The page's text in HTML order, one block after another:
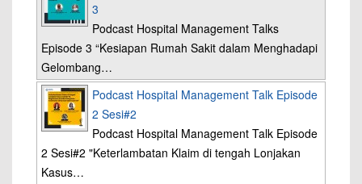
3
Podcast Hospital Management Talks
Episode 3 “Kesiapan Rumah Sakit dalam Menghadapi
Gelombang…
Podcast Hospital Management Talk Episode
2 Sesi#2
Podcast Hospital Management Talk Episode
2 Sesi#2 "Keterlambatan Klaim di tengah Lonjakan
Kasus…